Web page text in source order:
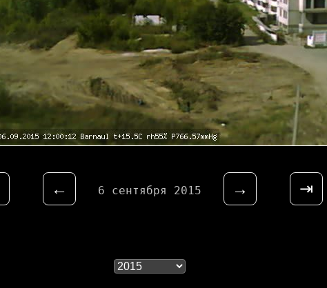
← 6 сентября 2015 → ⇥